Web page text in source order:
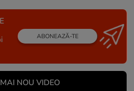
ABONEAZĂ-TE
NOU VIDEO